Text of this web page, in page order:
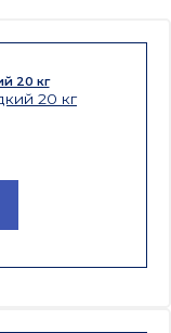
20 кг